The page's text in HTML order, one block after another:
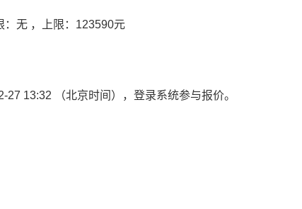
：无 ，上限：123590元
27 13:32
（北京时间），登录系统参与报价。